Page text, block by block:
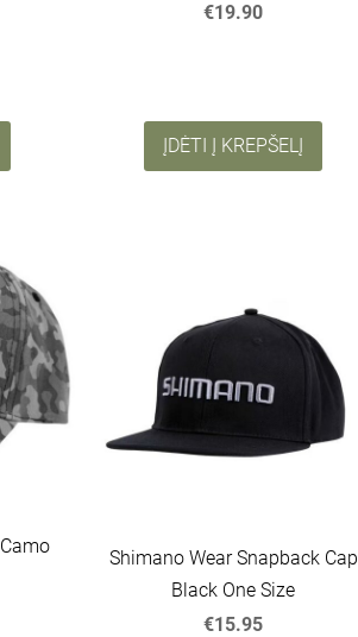
€19.90
ĮDĖTI Į KREPŠELĮ
Shimano Wear Snapback Cap
Black One Size
€15.95